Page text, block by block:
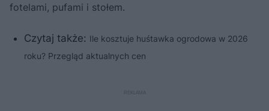
fotelami, pufami i stołem.
Czytaj także: Ile kosztuje huśtawka ogrodowa w 2026
roku? Przegląd aktualnych cen